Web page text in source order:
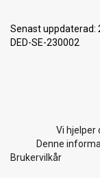
Senast uppdaterad:
DED-SE-230002
Vi hjelper
Denne
Brukervilkår